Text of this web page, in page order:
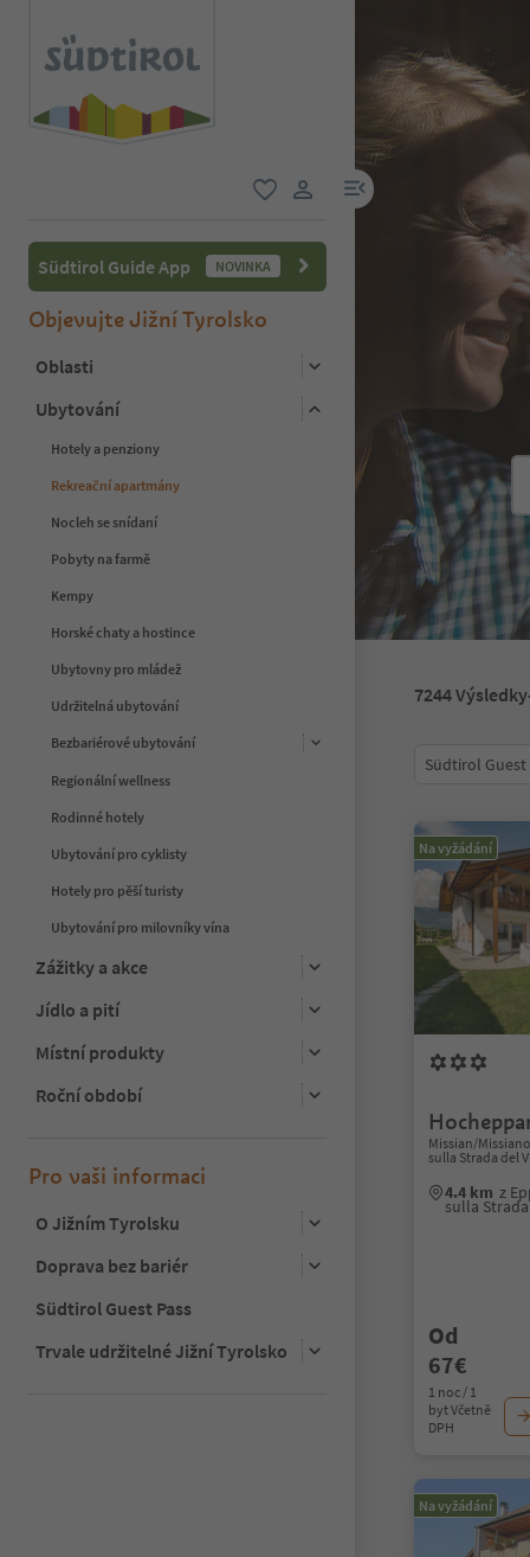
uživatelský odkaz
odkaz na menu
Südtirol Guide App NOVINKA
Objevujte Jižní Tyrolsko
Oblasti
Ubytování
Hotely a penziony
Rekreační apartmány
Nocleh se snídaní
Pobyty na farmě
Kempy
Horské chaty a hostince
Ubytovny pro mládež
Udržitelná ubytování
Bezbariérové ubytování
Regionální wellness
Rodinné hotely
Ubytování pro cyklisty
Hotely pro pěší turisty
Ubytování pro milovníky vína
Zážitky a akce
Jídlo a pití
Místní produkty
Roční období
Pro vaši informaci
O Jižním Tyrolsku
Doprava bez bariér
Südtirol Guest Pass
Trvale udržitelné Jižní Tyrolsko
7244Výsledky
Südtirol Guest
Na vyžádání
Missian/
sulla Strada del
4.4 km z
sulla
Od
67€
1 noc / 1
byt Včetně
DPH
Na vyžádání